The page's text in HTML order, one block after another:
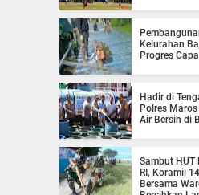
Kelurahan
Progres
Hadir di
Polres
Air Bersih di
Sambut HUT
RI, Koramil
Bersama